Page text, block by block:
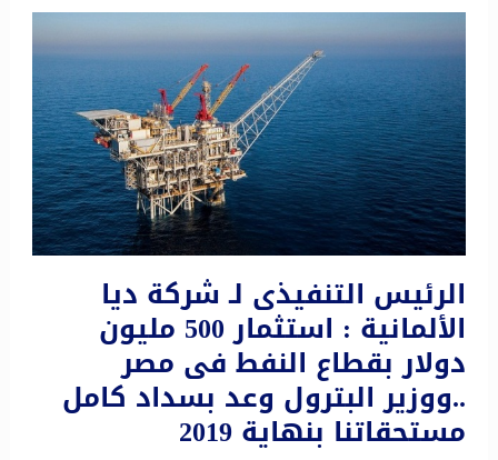
الرئيس التنفيذى لـ شركة ديا
الألمانية : استثمار 500 مليون
دولار بقطاع النفط فى مصر
..ووزير البترول وعد بسداد كامل
مستحقاتنا بنهاية 2019